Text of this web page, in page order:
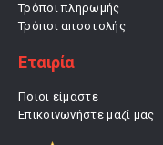
Τρόποι πληρωμής
Τρόποι αποστολής
Εταιρία
Ποιοι είμαστε
Επικοινωνήστε μαζί μας